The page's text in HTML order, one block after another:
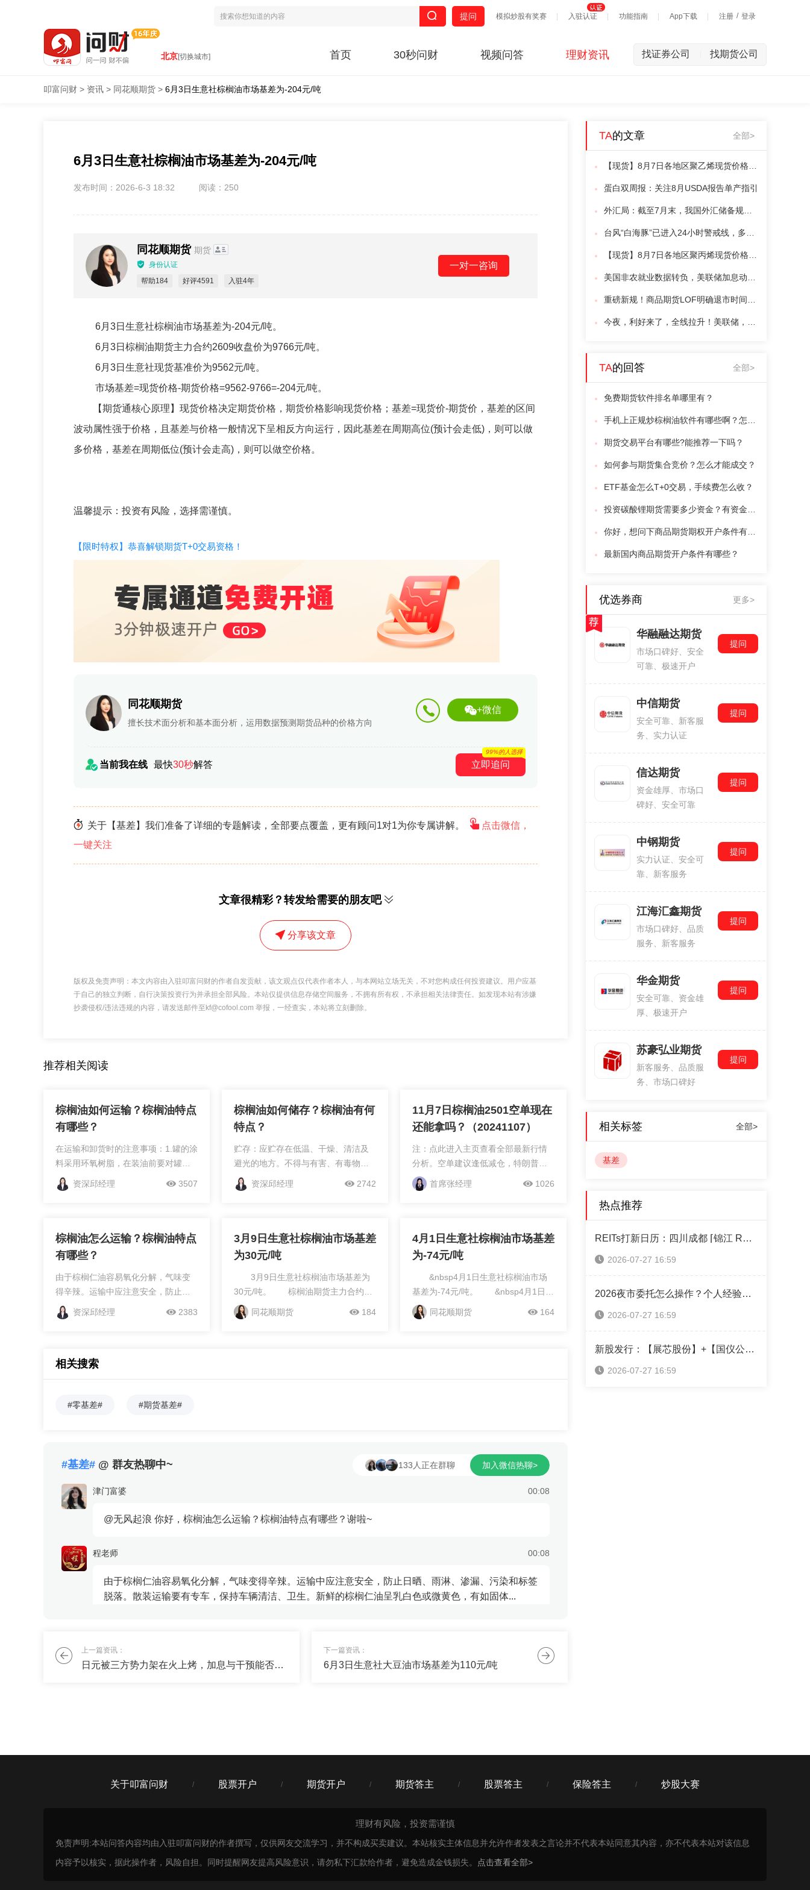
模拟炒股有奖赛 入驻认证 功能指南 App下载 注册 / 登录
提问
北京[切换城市] 首页 30秒问财 视频问答 理财资讯 找证券公司 找期货公司
叩富问财 > 资讯 > 同花顺期货 > 6月3日生意社棕榈油市场基差为-204元/吨
6月3日生意社棕榈油市场基差为-204元/吨
发布时间：2026-6-3 18:32 阅读：250
同花顺期货 期货
身份认证
帮助184
好评4591 入驻4年
一对一咨询
6月3日生意社棕榈油市场基差为-204元/吨。
6月3日棕榈油期货主力合约2609收盘价为9766元/吨。
6月3日生意社现货基准价为9562元/吨。
市场基差=现货价格-期货价格=9562-9766=-204元/吨。
【期货通核心原理】现货价格决定期货价格，期货价格影响现货价格；基差=现货价-期货价，基差的区间
波动属性强于价格，且基差与价格一般情况下呈相反方向运行，因此基差在周期高位(预计会走低)，则可以做
多价格，基差在周期低位(预计会走高)，则可以做空价格。
温馨提示：投资有风险，选择需谨慎。
【限时特权】恭喜解锁期货T+0交易资格！
同花顺期货
擅长技术面分析和基本面分析，运用数据预测期货品种的价格方向
+微信
当前我在线 最快30秒解答 立即追问
99%的人选择
关于【基差】我们准备了详细的专题解读，全部要点覆盖，更有顾问1对1为你专属讲解。
点击微信，
一键关注
文章很精彩？转发给需要的朋友吧
分享该文章
版权及免责声明：本文内容由入驻叩富问财的作者自发贡献，该文观点仅代表作者本人，与本网站立场无关，不对您构成任何投资建议。用户应基
于自己的独立判断，自行决策投资行为并承担全部风险。本站仅提供信息存储空间服务，不拥有所有权，不承担相关法律责任。如发现本站有涉嫌
抄袭侵权/违法违规的内容，请发送邮件至kf@cofool.com 举报，一经查实，本站将立刻删除。
推荐相关阅读
棕榈油如何运输？棕榈油特点
有哪些？
在运输和卸货时的注意事项：1.罐的涂
料采用环氧树脂，在装油前要对罐的
清洁进行检查。2.用惰性气体喷布和覆
盖。3.油的装载不外溅。4.船运期间油
资深邱经理 3507
棕榈油如何储存？棕榈油有何
特点？
贮存：应贮存在低温、干燥、清洁及
避光的地方。不得与有害、有毒物品
一同存放。在贮藏期间，在工厂真空
干燥工段后面，可装冷冻机，使油在
资深邱经理 2742
11月7日棕榈油2501空单现在
还能拿吗？（20241107）
注：点此进入主页查看全部最新行情
分析。空单建议逢低减仓，特朗普上
台利多农产品，叠加棕榈油的基本面
本身就不差，晚间还有降息动作，这
首席张经理 1026
棕榈油怎么运输？棕榈油特点
有哪些？
由于棕榈仁油容易氧化分解，气味变
得辛辣。运输中应注意安全，防止日
晒、雨淋、渗漏、污染和标签脱落。
散装运输要有专车，保持车辆清洁、
资深邱经理 2383
3月9日生意社棕榈油市场基差
为30元/吨
3月9日生意社棕榈油市场基差为
30元/吨。 棕榈油期货主力合约
2605收盘价为9720元/吨。 生意社
现货基准价为9750元/吨。 市场基
货价格影响现货价格；因此关注基差
现货价格的30/60/90周期5档位置。欢
同花顺期货 184
4月1日生意社棕榈油市场基差
为-74元/吨
&nbsp4月1日生意社棕榈油市场
基差为-74元/吨。 &nbsp4月1日棕
榈油期货主力合约2609收盘价为9824
元/吨。 &nbsp4月1日生意社现货
理】现货价格决定期货价格，期货价
位(预计会走高)，则可以做空价格。...
同花顺期货 164
相关搜索
#零基差# #期货基差#
#基差# @ 群友热聊中~
津门富婆 00:08
@无风起浪 你好，棕榈油怎么运输？棕榈油特点有哪些？谢啦~
程老师 00:08
由于棕榈仁油容易氧化分解，气味变得辛辣。运输中应注意安全，防止日晒、雨淋、渗漏、污染和标签
脱落。散装运输要有专车，保持车辆清洁、卫生。新鲜的棕榈仁油呈乳白色或微黄色，有如固体...
我最近股票亏了，不想全仓冒险了，能否给我一些稳定收益+搏高收益的产品，我配置一些对冲风险？
133人正在群聊 加入微信热聊>
上一篇资讯：
日元被三方势力架在火上烤，加息与干预能否挡住160破位狂潮
下一篇资讯：
6月3日生意社大豆油市场基差为110元/吨
TA的文章 全部>
蛋白双周报：关注8月USDA报告单产指引
TA的回答 全部>
免费期货软件排名单哪里有？
期货交易平台有哪些?能推荐一下吗？
如何参与期货集合竞价？怎么才能成交？
ETF基金怎么T+0交易，手续费怎么收？
最新国内商品期货开户条件有哪些？
优选券商 更多>
华融融达期货
市场口碑好、安全
可靠、极速开户
提问
中信期货
安全可靠、新客服
务、实力认证
提问
信达期货
资金雄厚、市场口
碑好、安全可靠
提问
中钢期货
实力认证、安全可
靠、新客服务
提问
江海汇鑫期货
市场口碑好、品质
服务、新客服务
提问
华金期货
安全可靠、资金雄
厚、极速开户
提问
苏豪弘业期货
新客服务、品质服
务、市场口碑好
提问
相关标签 全部>
基差
热点推荐
REITs打新日历：四川成都 ⌈锦江 REIT⌋ 本周四售！（附认购操作指南）
2026-07-27 16:59
2026夜市委托怎么操作？个人经验攻略全分享
2026-07-27 16:59
新股发行：【展芯股份】+【国仪公司】+【超纯应材】本周可申购！（附打新神器）
2026-07-27 16:59
关于叩富问财 / 股票开户 / 期货开户 / 期货答主 / 股票答主 / 保险答主 / 炒股大赛
理财有风险，投资需谨慎
免责声明:本站问答内容均由入驻叩富问财的作者撰写，仅供网友交流学习，并不构成买卖建议。本站核实主体信息并允许作者发表之言论并不代表本站同意其内容，亦不代表本站对该信息
内容予以核实，据此操作者，风险自担。同时提醒网友提高风险意识，请勿私下汇款给作者，避免造成金钱损失。
点击查看全部>